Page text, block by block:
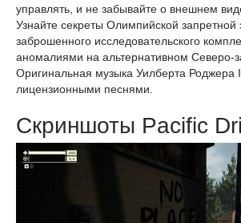
управлять, и не забывайте о внешнем
Узнайте секреты Олимпийской запретной
заброшенного исследовательского
аномалиями на альтернативном Северо-
Оригинальная музыка Уилберта Роджера
лицензионными песнями.
Скриншоты Pacific